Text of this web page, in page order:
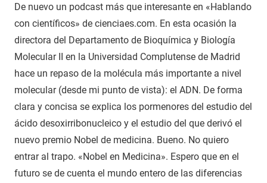
De nuevo un podcast más que interesante en «Hablando
con científicos» de cienciaes.com. En esta ocasión la
directora del Departamento de Bioquímica y Biología
Molecular II en la Universidad Complutense de Madrid
hace un repaso de la molécula más importante a nivel
molecular (desde mi punto de vista): el ADN. De forma
clara y concisa se explica los pormenores del estudio del
ácido desoxirribonucleico y el estudio del que derivó el
nuevo premio Nobel de medicina. Bueno. No quiero
entrar al trapo. «Nobel en Medicina». Espero que en el
futuro se de cuenta el mundo entero de las diferencias